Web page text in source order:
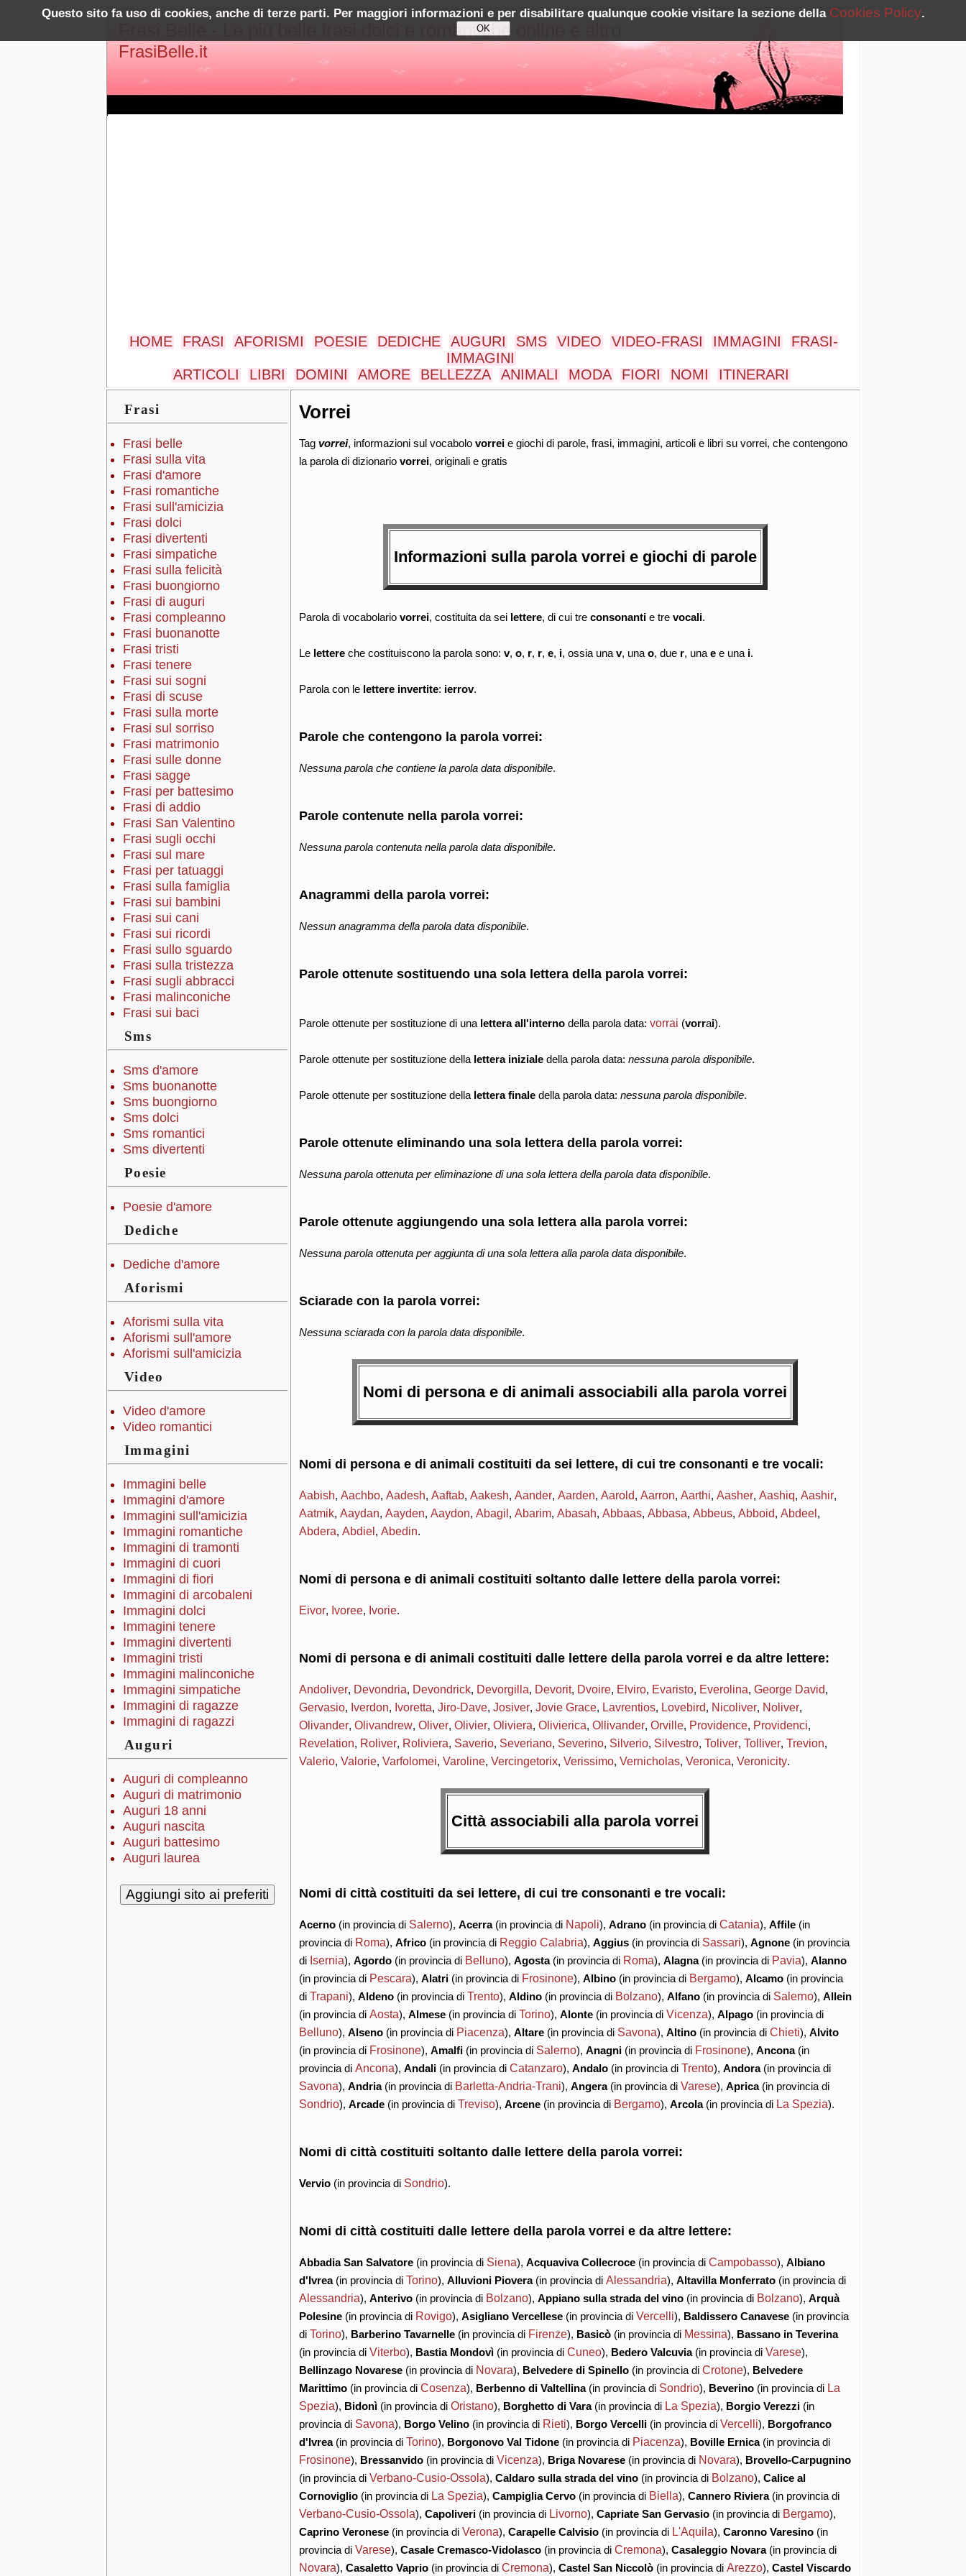
Questo sito fa uso di cookies, anche di terze parti. Per maggiori informazioni e per disabilitare qualunque cookie visitare la sezione della Cookies Policy.
Frasi Belle - Le più belle frasi dolci e romantiche online e altro
FrasiBelle.it
HOME FRASI AFORISMI POESIE DEDICHE AUGURI SMS VIDEO VIDEO-FRASI IMMAGINI
FRASI-
IMMAGINI
ARTICOLI
LIBRI DOMINI AMORE BELLEZZA ANIMALI MODA FIORI NOMI ITINERARI
Frasi
Frasi belle
Frasi sulla vita
Frasi d'amore
Frasi romantiche
Frasi sull'amicizia
Frasi dolci
Frasi divertenti
Frasi simpatiche
Frasi sulla felicità
Frasi buongiorno
Frasi di auguri
Frasi compleanno
Frasi buonanotte
Frasi tristi
Frasi tenere
Frasi sui sogni
Frasi di scuse
Frasi sulla morte
Frasi sul sorriso
Frasi matrimonio
Frasi sulle donne
Frasi sagge
Frasi per battesimo
Frasi di addio
Frasi San Valentino
Frasi sugli occhi
Frasi sul mare
Frasi per tatuaggi
Frasi sulla famiglia
Frasi sui bambini
Frasi sui cani
Frasi sui ricordi
Frasi sullo sguardo
Frasi sulla tristezza
Frasi sugli abbracci
Frasi malinconiche
Frasi sui baci
Sms
Sms d'amore
Sms buonanotte
Sms buongiorno
Sms dolci
Sms romantici
Sms divertenti
Poesie
Poesie d'amore
Dediche
Dediche d'amore
Aforismi
Aforismi sulla vita
Aforismi sull'amore
Aforismi sull'amicizia
Video
Video d'amore
Video romantici
Immagini
Immagini belle
Immagini d'amore
Immagini sull'amicizia
Immagini romantiche
Immagini di tramonti
Immagini di cuori
Immagini di fiori
Immagini di arcobaleni
Immagini dolci
Immagini tenere
Immagini divertenti
Immagini tristi
Immagini malinconiche
Immagini simpatiche
Immagini di ragazze
Immagini di ragazzi
Auguri
Auguri di compleanno
Auguri di matrimonio
Auguri 18 anni
Auguri nascita
Auguri battesimo
Auguri laurea
Vorrei
Tag vorrei, informazioni sul vocabolo vorreie giochi di parole, frasi, immagini, articoli e libri su vorrei, che contengono
la parola di dizionario vorrei, originali e gratis
Informazioni sulla parola vorrei e giochi di parole
Parola di vocabolario vorrei, costituita da sei lettere, di cui tre consonantie tre vocali.
Le lettereche costituiscono la parola sono: v, o, r, r, e, i, ossia una v, una o, due r, una ee una i.
Parola con le lettere invertite: ierrov.
Parole che contengono la parola vorrei:
Nessuna parola che contiene la parola data disponibile.
Parole contenute nella parola vorrei:
Nessuna parola contenuta nella parola data disponibile.
Anagrammi della parola vorrei:
Nessun anagramma della parola data disponibile.
Parole ottenute sostituendo una sola lettera della parola vorrei:
Parole ottenute per sostituzione di una lettera all'internodella parola data: vorrai (vorrai).
Parole ottenute per sostituzione della lettera inizialedella parola data: nessuna parola disponibile.
Parole ottenute per sostituzione della lettera finaledella parola data: nessuna parola disponibile.
Parole ottenute eliminando una sola lettera della parola vorrei:
Nessuna parola ottenuta per eliminazione di una sola lettera della parola data disponibile.
Parole ottenute aggiungendo una sola lettera alla parola vorrei:
Nessuna parola ottenuta per aggiunta di una sola lettera alla parola data disponibile.
Sciarade con la parola vorrei:
Nessuna sciarada con la parola data disponibile.
Nomi di persona e di animali associabili alla parola vorrei
Nomi di persona e di animali costituiti da sei lettere, di cui tre consonanti e tre vocali:
Aabish, Aachbo, Aadesh, Aaftab, Aakesh, Aander, Aarden, Aarold, Aarron, Aarthi, Aasher, Aashiq, Aashir,
Aatmik, Aaydan, Aayden, Aaydon, Abagil, Abarim, Abasah, Abbaas, Abbasa, Abbeus, Abboid, Abdeel,
Abdera, Abdiel, Abedin.
Nomi di persona e di animali costituiti soltanto dalle lettere della parola vorrei:
Eivor, Ivoree, Ivorie.
Nomi di persona e di animali costituiti dalle lettere della parola vorrei e da altre lettere:
Andoliver, Devondria, Devondrick, Devorgilla, Devorit, Dvoire, Elviro, Evaristo, Everolina, George David,
Gervasio, Iverdon, Ivoretta, Jiro-Dave, Josiver, Jovie Grace, Lavrentios, Lovebird, Nicoliver, Noliver,
Olivander, Olivandrew, Oliver, Olivier, Oliviera, Olivierica, Ollivander, Orville, Providence, Providenci,
Revelation, Roliver, Roliviera, Saverio, Severiano, Severino, Silverio, Silvestro, Toliver, Tolliver, Trevion,
Valerio, Valorie, Varfolomei, Varoline, Vercingetorix, Verissimo, Vernicholas, Veronica, Veronicity.
Città associabili alla parola vorrei
Nomi di città costituiti da sei lettere, di cui tre consonanti e tre vocali:
Acerno(in provincia di Salerno), Acerra(in provincia di Napoli), Adrano(in provincia di Catania), Affile(in
provincia di Roma), Africo(in provincia di Reggio Calabria), Aggius(in provincia di Sassari), Agnone(in provincia
di Isernia), Agordo(in provincia di Belluno), Agosta(in provincia di Roma), Alagna(in provincia di Pavia), Alanno
(in provincia di Pescara), Alatri(in provincia di Frosinone), Albino(in provincia di Bergamo), Alcamo(in provincia
di Trapani), Aldeno(in provincia di Trento), Aldino(in provincia di Bolzano), Alfano(in provincia di Salerno), Allein
(in provincia di Aosta), Almese(in provincia di Torino), Alonte(in provincia di Vicenza), Alpago(in provincia di
Belluno), Alseno(in provincia di Piacenza), Altare(in provincia di Savona), Altino(in provincia di Chieti), Alvito
(in provincia di Frosinone), Amalfi(in provincia di Salerno), Anagni(in provincia di Frosinone), Ancona(in
provincia di Ancona), Andali(in provincia di Catanzaro), Andalo(in provincia di Trento), Andora(in provincia di
Savona), Andria(in provincia di Barletta-Andria-Trani), Angera(in provincia di Varese), Aprica(in provincia di
Sondrio), Arcade(in provincia di Treviso), Arcene(in provincia di Bergamo), Arcola(in provincia di La Spezia).
Nomi di città costituiti soltanto dalle lettere della parola vorrei:
Vervio(in provincia di Sondrio).
Nomi di città costituiti dalle lettere della parola vorrei e da altre lettere:
Abbadia San Salvatore(in provincia di Siena), Acquaviva Collecroce(in provincia di Campobasso), Albiano
d'Ivrea(in provincia di Torino), Alluvioni Piovera(in provincia di Alessandria), Altavilla Monferrato(in provincia di
Alessandria), Anterivo(in provincia di Bolzano), Appiano sulla strada del vino(in provincia di Bolzano), Arquà
Polesine(in provincia di Rovigo), Asigliano Vercellese(in provincia di Vercelli), Baldissero Canavese(in provincia
di Torino), Barberino Tavarnelle(in provincia di Firenze), Basicò(in provincia di Messina), Bassano in Teverina
(in provincia di Viterbo), Bastia Mondovì(in provincia di Cuneo), Bedero Valcuvia(in provincia di Varese),
Bellinzago Novarese(in provincia di Novara), Belvedere di Spinello(in provincia di Crotone), Belvedere
Marittimo(in provincia di Cosenza), Berbenno di Valtellina(in provincia di Sondrio), Beverino(in provincia di La
Spezia), Bidonì(in provincia di Oristano), Borghetto di Vara(in provincia di La Spezia), Borgio Verezzi(in
provincia di Savona), Borgo Velino(in provincia di Rieti), Borgo Vercelli(in provincia di Vercelli), Borgofranco
d'Ivrea(in provincia di Torino), Borgonovo Val Tidone(in provincia di Piacenza), Boville Ernica(in provincia di
Frosinone), Bressanvido(in provincia di Vicenza), Briga Novarese(in provincia di Novara), Brovello-Carpugnino
(in provincia di Verbano-Cusio-Ossola), Caldaro sulla strada del vino(in provincia di Bolzano), Calice al
Cornoviglio(in provincia di La Spezia), Campiglia Cervo(in provincia di Biella), Cannero Riviera(in provincia di
Verbano-Cusio-Ossola), Capoliveri(in provincia di Livorno), Capriate San Gervasio(in provincia di Bergamo),
Caprino Veronese(in provincia di Verona), Carapelle Calvisio(in provincia di L'Aquila), Caronno Varesino(in
provincia di Varese), Casale Cremasco-Vidolasco(in provincia di Cremona), Casaleggio Novara(in provincia di
Novara), Casaletto Vaprio(in provincia di Cremona), Castel San Niccolò(in provincia di Arezzo), Castel Viscardo